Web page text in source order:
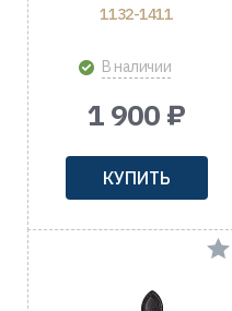
1132-1411
В наличии
1 900 ₽
КУПИТЬ